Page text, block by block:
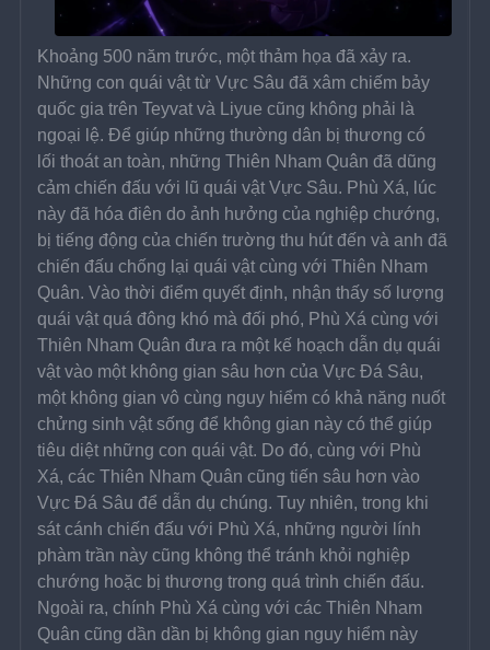
Khoảng 500 năm trước, một thảm họa đã xảy ra.
Những con quái vật từ Vực Sâu đã xâm chiếm bảy
quốc gia trên Teyvat và Liyue cũng không phải là
ngoại lệ. Để giúp những thường dân bị thương có
lối thoát an toàn, những Thiên Nham Quân đã dũng
cảm chiến đấu với lũ quái vật Vực Sâu. Phù Xá, lúc
này đã hóa điên do ảnh hưởng của nghiệp chướng,
bị tiếng động của chiến trường thu hút đến và anh đã
chiến đấu chống lại quái vật cùng với Thiên Nham
Quân. Vào thời điểm quyết định, nhận thấy số lượng
quái vật quá đông khó mà đối phó, Phù Xá cùng với
Thiên Nham Quân đưa ra một kế hoạch dẫn dụ quái
vật vào một không gian sâu hơn của Vực Đá Sâu,
một không gian vô cùng nguy hiểm có khả năng nuốt
chửng sinh vật sống để không gian này có thể giúp
tiêu diệt những con quái vật. Do đó, cùng với Phù
Xá, các Thiên Nham Quân cũng tiến sâu hơn vào
Vực Đá Sâu để dẫn dụ chúng. Tuy nhiên, trong khi
sát cánh chiến đấu với Phù Xá, những người lính
phàm trần này cũng không thể tránh khỏi nghiệp
chướng hoặc bị thương trong quá trình chiến đấu.
Ngoài ra, chính Phù Xá cùng với các Thiên Nham
Quân cũng dần dần bị không gian nguy hiểm này